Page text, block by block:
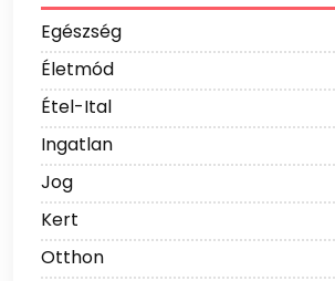
Egészség
Életmód
Étel-Ital
Ingatlan
Jog
Kert
Otthon